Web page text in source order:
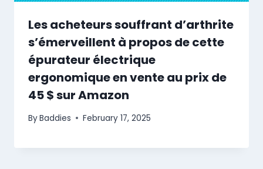
Les acheteurs souffrant d’arthrite
s’émerveillent à propos de cette
épurateur électrique
ergonomique en vente au prix de
45 $ sur Amazon
ByBaddies February 17, 2025